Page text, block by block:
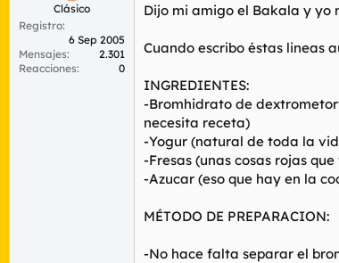
a
Clásico
Registro
6 Sep 2005
Mensajes
2.301
Reacciones
0
Dijo mi amigo el Bakala y yo
Cuando escribo éstas lineas
INGREDIENTES:
-Bromhidrato de
necesita receta)
-Yogur (natural de toda la
-Fresas (unas cosas rojas
-Azucar (eso que hay en la
MÉTODO DE PREPARACION:
-No hace falta separar el